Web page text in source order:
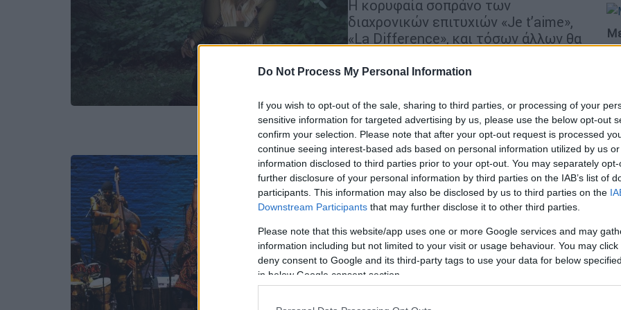
Do Not Process My Personal Information
If you wish to opt-out of the sale, sharing to third parties, or processing of your
sensitive information for targeted advertising by us, please use the below opt-out
confirm your selection. Please note that after your opt-out request is processed
continue seeing interest-based ads based on personal information utilized by us
information disclosed to third parties prior to your opt-out. You may separately
further disclosure of your personal information by third parties on the IAB’s list of
participants. This information may also be disclosed by us to third parties on the
Downstream Participants that may further disclose it to other third parties.
Please note that this website/app uses one or more Google services and may
information including but not limited to your visit or usage behaviour. You may
deny consent to Google and its third-party tags to use your data for below
in below Google consent section.
Η κορυφαία σοπράνο των
διαχρονικών επιτυχιών «Je t’aime»,
«La Difference», και τόσων άλλων θα
πιο αγαπημένα τραγούδια της με νέες
επτά εξαιρετικούς καλλιτέχνες και
μια δυναμική ζωντανή μπάντα
Μουσική|21.04.2025 21:15
Kamasi Washington
Μία ξεχωριστή συναυλία που θα
μείνει στην ιστορία